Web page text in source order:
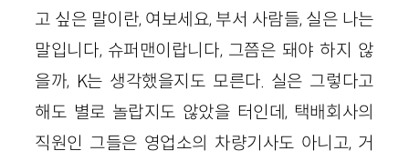
고 싶은 말이란, 여보세요, 부서 사람들, 실은 나는
말입니다, 슈퍼맨이랍니다, 그쯤은 돼야 하지 않
을까, K는 생각했을지도 모른다. 실은 그렇다고
해도 별로 놀랍지도 않았을 터인데, 택배회사의
직원인 그들은 영업소의 차량기사도 아니고, 거